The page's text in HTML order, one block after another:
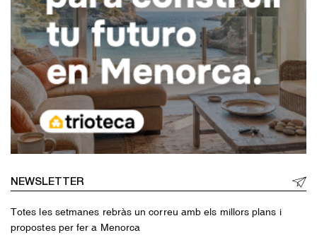
NEWSLETTER
Totes les setmanes rebràs un correu amb els millors plans i
propostes per fer a Menorca